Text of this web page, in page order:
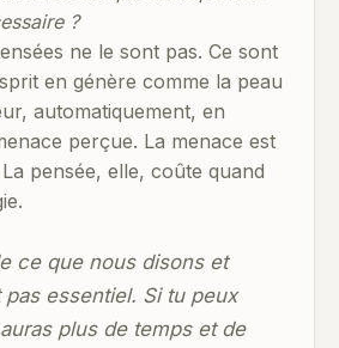
?
ne le sont pas. Ce sont
en génère comme la peau
automatiquement, en
perçue. La menace est
pensée, elle, coûte quand
ce que nous disons et
essentiel. Si tu peux
plus de temps et de